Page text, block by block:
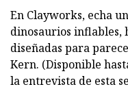
En Clayworks, echa
dinosaurios inflables,
diseñadas para
Kern. (Disponible
la entrevista de esta